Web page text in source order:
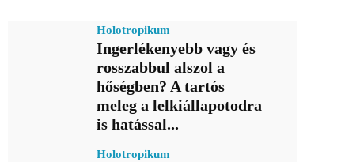
Holotropikum
Ingerlékenyebb vagy és
rosszabbul alszol a
hőségben? A tartós
meleg a lelkiállapotodra
is hatással...
Holotropikum